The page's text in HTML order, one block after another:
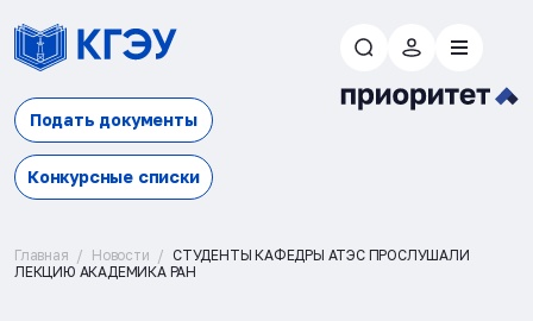
Подать документы
Конкурсные списки
Главная Новости
СТУДЕНТЫ КАФЕДРЫ АТЭС ПРОСЛУШАЛИ
ЛЕКЦИЮ АКАДЕМИКА РАН